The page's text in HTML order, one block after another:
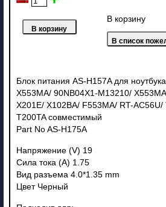
В корзину
Блок питания AS-H157A для
X553MA/ 90NB04X1-M13210/
X201E/ X102BA/ F553MA/ RT-
T200TA совместимый
Part No AS-H175A
Напряжение (V) 19
Сила тока (A) 1.75
Вид разъема 4.0*1.35 mm
Цвет Черный